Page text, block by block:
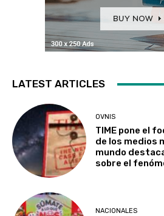
LATEST ARTICLES
OVNIS
TIME pone el
de los medios
mundo
sobre el
NACIONALES